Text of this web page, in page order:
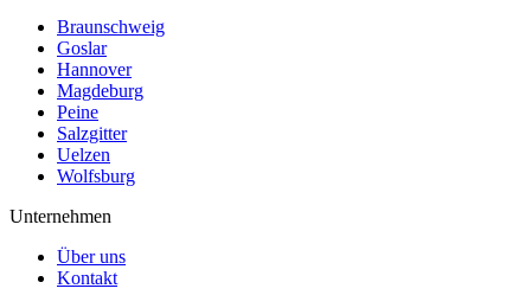
Braunschweig
Goslar
Hannover
Magdeburg
Peine
Salzgitter
Uelzen
Wolfsburg
Unternehmen
Über uns
Kontakt